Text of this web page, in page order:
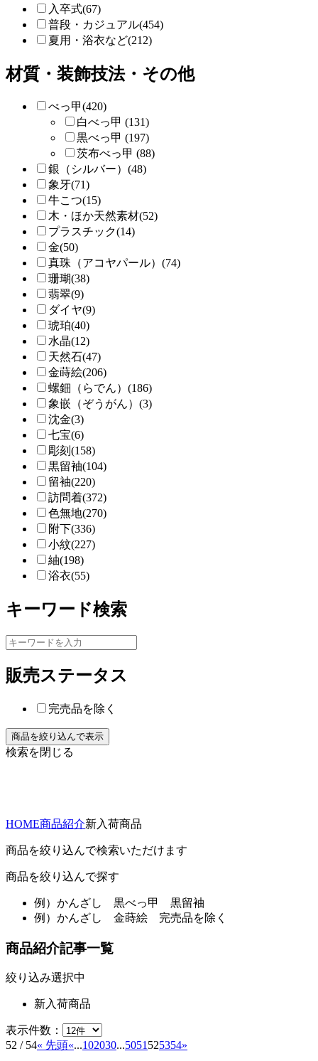
入卒式(67)
普段・カジュアル(454)
夏用・浴衣など(212)
材質・装飾技法・その他
べっ甲(420)
白べっ甲 (131)
黒べっ甲 (197)
茨布べっ甲 (88)
銀（シルバー）(48)
象牙(71)
牛こつ(15)
木・ほか天然素材(52)
プラスチック(14)
金(50)
真珠（アコヤパール）(74)
珊瑚(38)
翡翠(9)
ダイヤ(9)
琥珀(40)
水晶(12)
天然石(47)
金蒔絵(206)
螺鈿（らでん）(186)
象嵌（ぞうがん）(3)
沈金(3)
七宝(6)
彫刻(158)
黒留袖(104)
留袖(220)
訪問着(372)
色無地(270)
附下(336)
小紋(227)
紬(198)
浴衣(55)
キーワード検索
販売ステータス
完売品を除く
検索を閉じる
HOME商品紹介新入荷商品
商品を絞り込んで検索いただけます
商品を絞り込んで探す
例） かんざし 黒べっ甲 黒留袖
例） かんざし 金蒔絵 完売品を除く
商品紹介記事一覧
絞り込み選択中
新入荷商品
表示件数：
52 / 54« 先頭«...102030...5051 525354»